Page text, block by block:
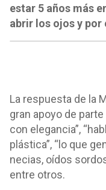
estar 5 años más
abrir los ojos y por
La respuesta de la
gran apoyo de
con elegancia”,
plástica”, “lo que
necias, oídos
entre otros.